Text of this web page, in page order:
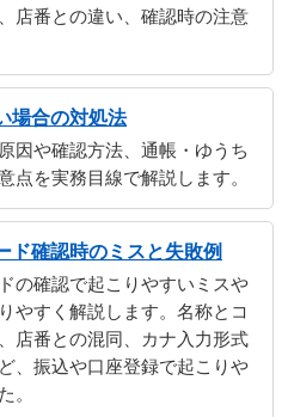
店番との違い、確認時の注意
場合の対処法
因や確認方法、通帳・ゆうち
点を実務目線で解説します。
ド確認時のミスと失敗例
の確認で起こりやすいミスや
やすく解説します。名称とコ
店番との混同、カナ入力形式
、振込や口座登録で起こりや
。